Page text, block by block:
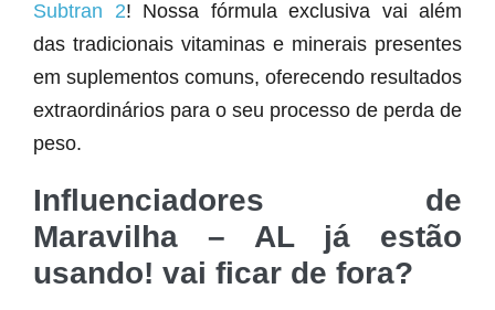
Subtran 2! Nossa fórmula exclusiva vai além
das tradicionais vitaminas e minerais presentes
em suplementos comuns, oferecendo resultados
extraordinários para o seu processo de perda de
peso.
Influenciadores de
Maravilha – AL já estão
usando! vai ficar de fora?